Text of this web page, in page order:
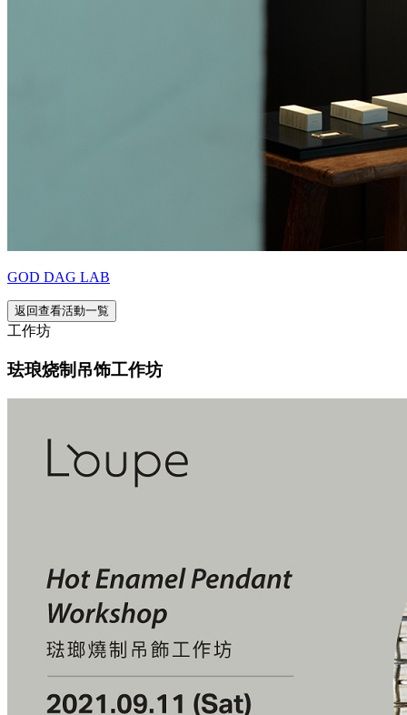
GOD DAG LAB
返回查看活動一覧
工作坊
珐琅烧制吊饰工作坊